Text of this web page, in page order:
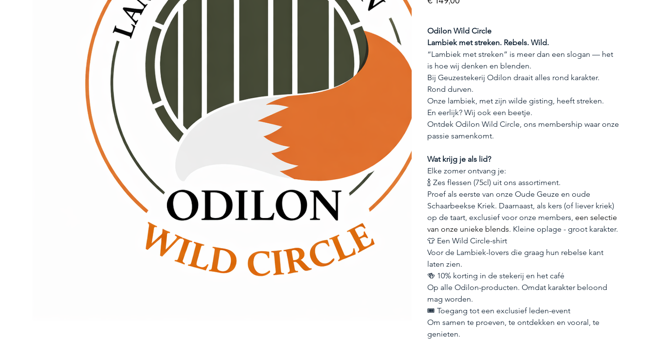
Odilon Wild Circle
Lambiek met streken. Rebels. Wild.
“Lambiek met streken” is meer dan een slogan — het
is hoe wij denken en blenden.
Bij Geuzestekerij Odilon draait alles rond karakter.
Rond durven.
Onze lambiek, met zijn wilde gisting, heeft streken.
En eerlijk? Wij ook een beetje.
Ontdek Odilon Wild Circle, ons membership waar onze
passie samenkomt.
Wat krijg je als lid?
Elke zomer ontvang je:
🍾 Zes flessen (75cl) uit ons assortiment.
Proef als eerste van onze Oude Geuze en oude
Schaarbeekse Kriek. Daarnaast, als kers (of liever kriek)
op de taart, exclusief voor onze members, een selectie
van onze unieke blends. Kleine oplage - groot karakter.
👕 Een Wild Circle-shirt
Voor de Lambiek-lovers die graag hun rebelse kant
laten zien.
🍻 10% korting in de stekerij en het café
Op alle Odilon-producten. Omdat karakter beloond
mag worden.
🎟 Toegang tot een exclusief leden-event
Om samen te proeven, te ontdekken en vooral, te
genieten.